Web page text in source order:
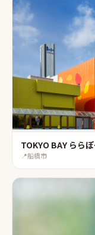
TOKYO BAY らら
📍船橋市